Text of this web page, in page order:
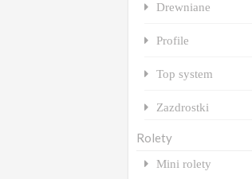
Drewniane
Profile
Top system
Zazdrostki
Rolety
Mini rolety